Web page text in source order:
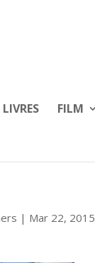
LIVRES FILM
| Mar 22, 2015